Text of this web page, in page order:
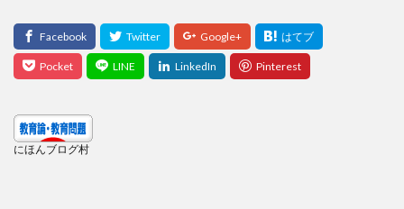
にほんブログ村